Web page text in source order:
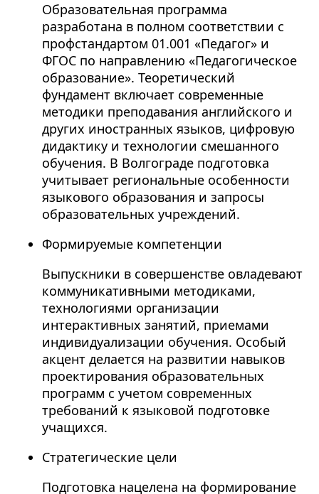
Образовательная программа
разработана в полном соответствии с
профстандартом 01.001 «Педагог» и
ФГОС по направлению «Педагогическое
образование». Теоретический
фундамент включает современные
методики преподавания английского и
других иностранных языков, цифровую
дидактику и технологии смешанного
обучения. В Волгограде подготовка
учитывает региональные особенности
языкового образования и запросы
образовательных учреждений.
Формируемые компетенции
Выпускники в совершенстве овладевают
коммуникативными методиками,
технологиями организации
интерактивных занятий, приемами
индивидуализации обучения. Особый
акцент делается на развитии навыков
проектирования образовательных
программ с учетом современных
требований к языковой подготовке
учащихся.
Стратегические цели
Подготовка нацелена на формирование